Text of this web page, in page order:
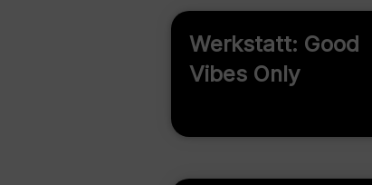
Werkstatt: Good
Vibes Only